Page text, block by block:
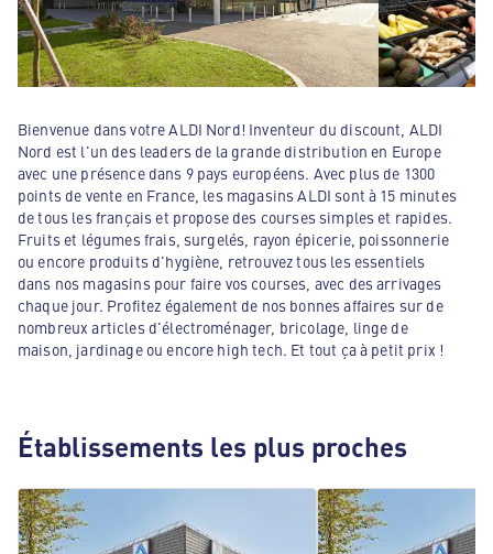
Bienvenue dans votre ALDI Nord! Inventeur du discount, ALDI
Nord est l'un des leaders de la grande distribution en Europe
avec une présence dans 9 pays européens. Avec plus de 1300
points de vente en France, les magasins ALDI sont à 15 minutes
de tous les français et propose des courses simples et rapides.
Fruits et légumes frais, surgelés, rayon épicerie, poissonnerie
ou encore produits d'hygiène, retrouvez tous les essentiels
dans nos magasins pour faire vos courses, avec des arrivages
chaque jour. Profitez également de nos bonnes affaires sur de
nombreux articles d'électroménager, bricolage, linge de
maison, jardinage ou encore high tech. Et tout ça à petit prix !
Établissements les plus proches